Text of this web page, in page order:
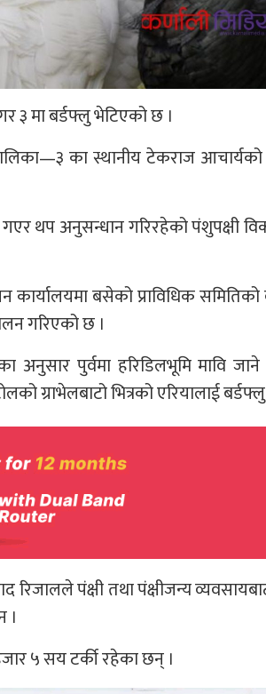
३ मा बर्डफ्लु भेटिएको छ ।
का स्थानीय टेकराज आचार्यको
गएर थप अनुसन्धान गरिरहेको पंशुपक्षी
कार्यालयमा बसेको प्राविधिक
गरिएको छ ।
अनुसार पुर्वमा हरिडिलभूमि मावि जाने
ग्राभेलबाटो भित्रको एरियालाई
रिजालले पंक्षी तथा पंक्षीजन्य
।
५ सय टर्की रहेका छन् ।